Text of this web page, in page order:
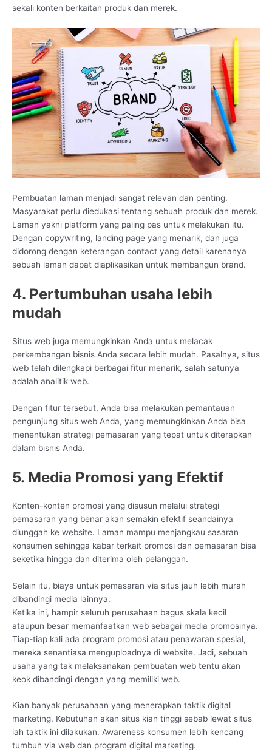
sekali konten berkaitan produk dan merek.
Pembuatan laman menjadi sangat relevan dan penting.
Masyarakat perlu diedukasi tentang sebuah produk dan merek.
Laman yakni platform yang paling pas untuk melakukan itu.
Dengan copywriting, landing page yang menarik, dan juga
didorong dengan keterangan contact yang detail karenanya
sebuah laman dapat diaplikasikan untuk membangun brand.
4. Pertumbuhan usaha lebih
mudah
Situs web juga memungkinkan Anda untuk melacak
perkembangan bisnis Anda secara lebih mudah. Pasalnya, situs
web telah dilengkapi berbagai fitur menarik, salah satunya
adalah analitik web.
Dengan fitur tersebut, Anda bisa melakukan pemantauan
pengunjung situs web Anda, yang memungkinkan Anda bisa
menentukan strategi pemasaran yang tepat untuk diterapkan
dalam bisnis Anda.
5. Media Promosi yang Efektif
Konten-konten promosi yang disusun melalui strategi
pemasaran yang benar akan semakin efektif seandainya
diunggah ke website. Laman mampu menjangkau sasaran
konsumen sehingga kabar terkait promosi dan pemasaran bisa
seketika hingga dan diterima oleh pelanggan.
Selain itu, biaya untuk pemasaran via situs jauh lebih murah
dibandingi media lainnya.
Ketika ini, hampir seluruh perusahaan bagus skala kecil
ataupun besar memanfaatkan web sebagai media promosinya.
Tiap-tiap kali ada program promosi atau penawaran spesial,
mereka senantiasa menguploadnya di website. Jadi, sebuah
usaha yang tak melaksanakan pembuatan web tentu akan
keok dibandingi dengan yang memiliki web.
Kian banyak perusahaan yang menerapkan taktik digital
marketing. Kebutuhan akan situs kian tinggi sebab lewat situs
lah taktik ini dilakukan. Awareness konsumen lebih kencang
tumbuh via web dan program digital marketing.